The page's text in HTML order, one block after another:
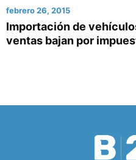
febrero 26, 2015
Importación de
ventas bajan por